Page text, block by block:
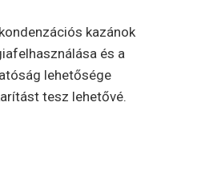
kazánok
és a
lehetősége
tesz lehetővé.